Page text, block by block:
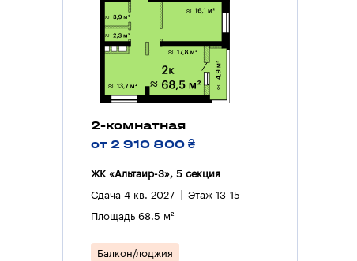
2-комнатная
от 2 910 800 ₴
ЖК «Альтаир-3», 5 секция
Сдача 4 кв. 2027 Этаж 13-15
Площадь 68.5 м²
Балкон/лоджия